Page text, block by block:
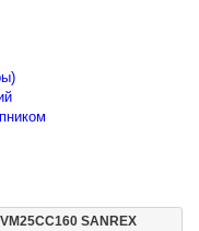
SANREX